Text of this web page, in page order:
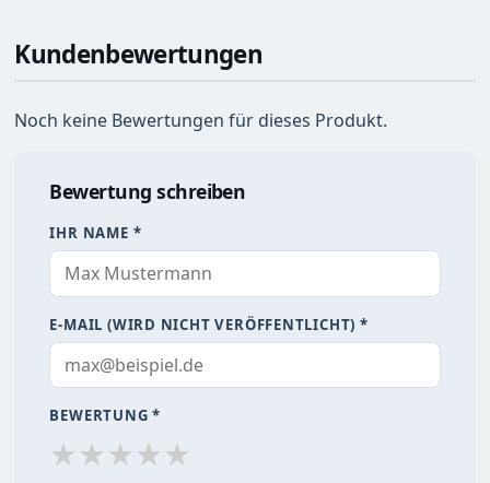
Kundenbewertungen
Noch keine Bewertungen für dieses Produkt.
Bewertung schreiben
IHR NAME *
E-MAIL (WIRD NICHT VERÖFFENTLICHT) *
BEWERTUNG *
★★★★★